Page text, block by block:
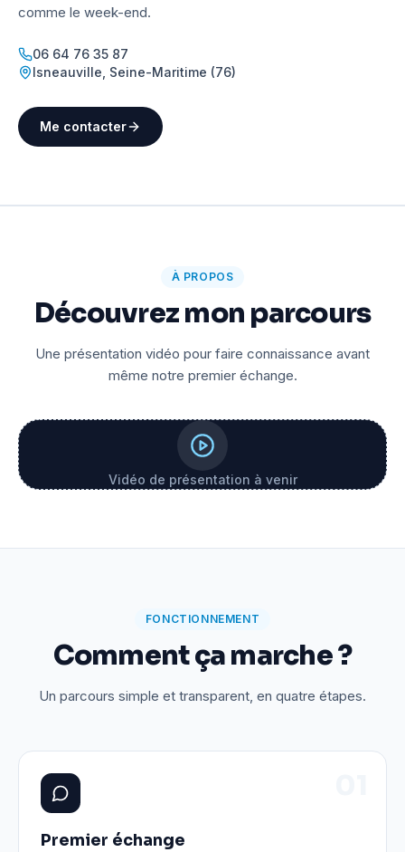
comme le week-end.
06 64 76 35 87
Isneauville Seine-Maritime (76)
Me contacter
À PROPOS
Découvrez mon parcours
Une présentation vidéo pour faire connaissance avant
même notre premier échange.
Vidéo de présentation à venir
FONCTIONNEMENT
Comment ça marche ?
Un parcours simple et transparent, en quatre étapes.
Premier échange